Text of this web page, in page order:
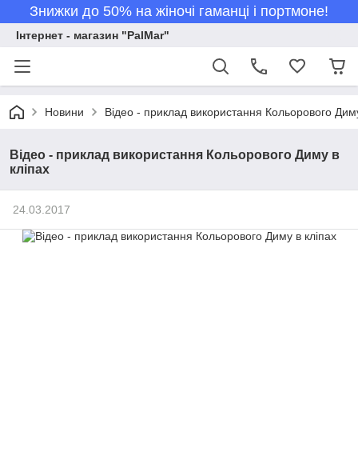
Знижки до 50% на жіночі гаманці і портмоне!
Інтернет - магазин "PalMar"
Новини Відео - приклад використання Кольорового
Відео - приклад використання Кольорового Диму в
кліпах
24.03.2017